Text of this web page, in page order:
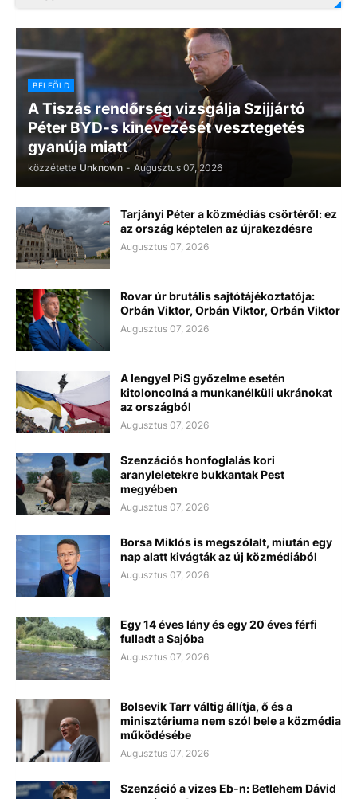
BELFÖLD
A Tiszás rendőrség vizsgálja Szijjártó
Péter BYD-s kinevezését vesztegetés
gyanúja miatt
közzétette Unknown - Augusztus 07, 2026
Tarjányi Péter a közmédiás csörtéről: ez
az ország képtelen az újrakezdésre
Augusztus 07, 2026
Rovar úr brutális sajtótájékoztatója:
Orbán Viktor, Orbán Viktor, Orbán Viktor
Augusztus 07, 2026
A lengyel PiS győzelme esetén
kitoloncolná a munkanélküli ukránokat
az országból
Augusztus 07, 2026
Szenzációs honfoglalás kori
aranyleletekre bukkantak Pest
megyében
Augusztus 07, 2026
Borsa Miklós is megszólalt, miután egy
nap alatt kivágták az új közmédiából
Augusztus 07, 2026
Egy 14 éves lány és egy 20 éves férfi
fulladt a Sajóba
Augusztus 07, 2026
Bolsevik Tarr váltig állítja, ő és a
minisztériuma nem szól bele a közmédia
működésébe
Augusztus 07, 2026
Szenzáció a vizes Eb-n: Betlehem Dávid